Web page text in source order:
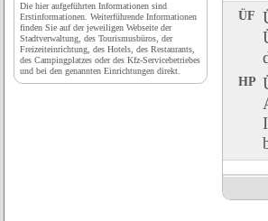
ÜF
HP
Die hier aufgeführten Informationen sind
Erstinformationen. Weiterführende Informationen
finden Sie auf der jeweiligen Webseite der
Stadtverwaltung, des Tourismusbüros, der
Freizeiteinrichtung, des Hotels, des Restaurants,
des Campingplatzes oder des Kfz-Servicebetriebes
und bei den genannten Einrichtungen direkt.